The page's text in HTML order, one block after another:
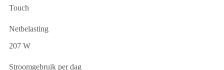
Touch
Netbelasting
207 W
Stroomgebruik per dag